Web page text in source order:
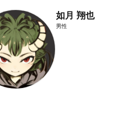
如月 翔也
男性